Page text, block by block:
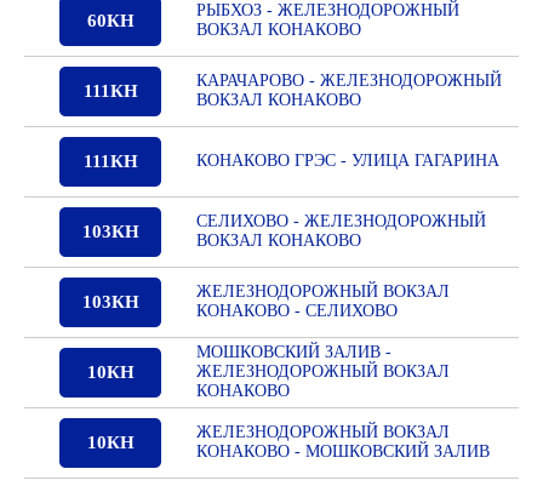
60КН
РЫБХОЗ - ЖЕЛЕЗНОДОРОЖНЫЙ
ВОКЗАЛ КОНАКОВО
111КН
КАРАЧАРОВО - ЖЕЛЕЗНОДОРОЖНЫЙ
ВОКЗАЛ КОНАКОВО
111КН КОНАКОВО ГРЭС - УЛИЦА ГАГАРИНА
103КН
СЕЛИХОВО - ЖЕЛЕЗНОДОРОЖНЫЙ
ВОКЗАЛ КОНАКОВО
103КН
ЖЕЛЕЗНОДОРОЖНЫЙ ВОКЗАЛ
КОНАКОВО - СЕЛИХОВО
10КН
МОШКОВСКИЙ ЗАЛИВ -
ЖЕЛЕЗНОДОРОЖНЫЙ ВОКЗАЛ
КОНАКОВО
10КН
ЖЕЛЕЗНОДОРОЖНЫЙ ВОКЗАЛ
КОНАКОВО - МОШКОВСКИЙ ЗАЛИВ